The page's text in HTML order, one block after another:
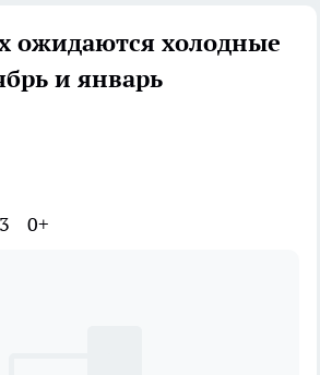
ожидаются холодные
и январь
0+